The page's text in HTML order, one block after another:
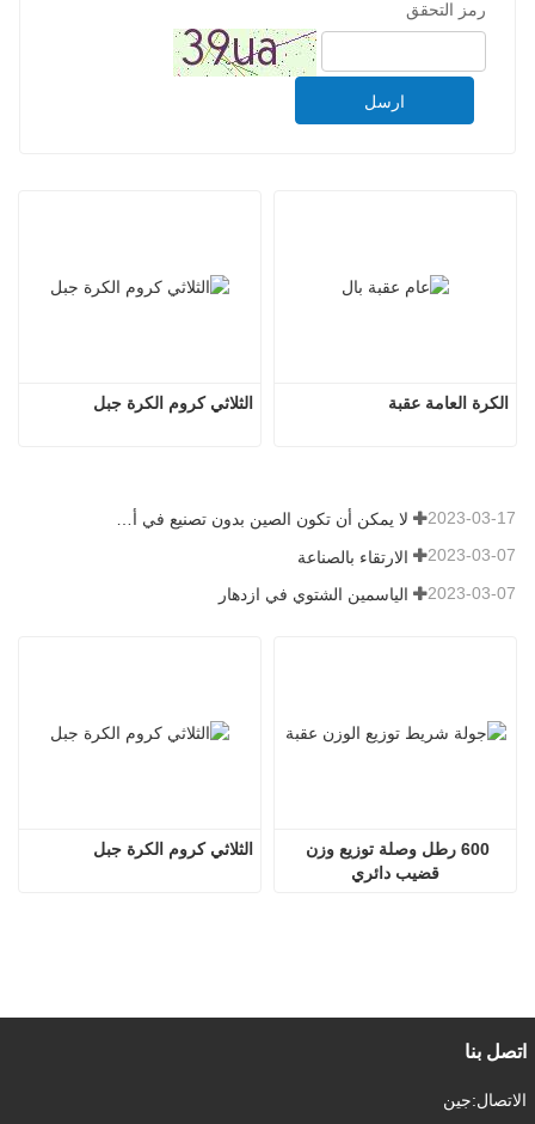
رمز التحقق
ارسل
الثلاثي كروم الكرة جبل الكرة العامة عقبة
لا يمكن أن تكون الصين بدون تصنيع في أي وقت 2023-03-17
الارتقاء بالصناعة 2023-03-07
الياسمين الشتوي في ازدهار 2023-03-07
الثلاثي كروم الكرة جبل
قضيب دائري
اتصل بنا
الاتصال:جين